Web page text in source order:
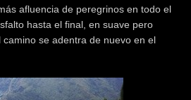
afluencia de peregrinos en todo el
hasta el final, en suave pero
se adentra de nuevo en el